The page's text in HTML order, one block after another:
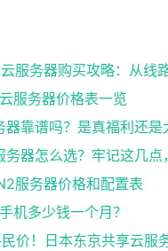
服务器价格表一览
器靠谱吗？是真福利还是
服务器价格和配置表
机多少钱一个月？